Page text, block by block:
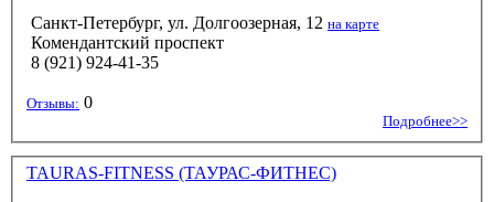
Санкт-Петербург, ул. Долгоозерная, 12 на карте
Комендантский проспект
8 (921) 924-41-35
Отзывы: 0
Подробнее>>
TAURAS-FITNESS (ТАУРАС-ФИТНЕС)